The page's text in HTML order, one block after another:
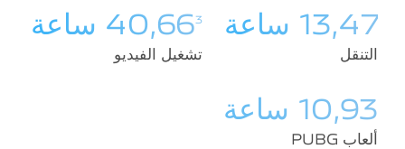
40,663 ساعة
تشغيل الفيديو
13,47 ساعة
التنقل
10,93 ساعة
ألعاب PUBG